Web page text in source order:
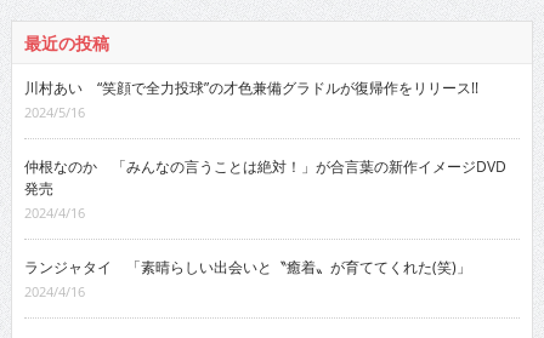
最近の投稿
川村あい “笑顔で全力投球”の才色兼備グラドルが復帰作をリリース!!
2024/5/16
仲根なのか 「みんなの言うことは絶対！」が合言葉の新作イメージDVD
発売
2024/4/16
ランジャタイ 「素晴らしい出会いと〝癒着〟が育ててくれた(笑)」
2024/4/16